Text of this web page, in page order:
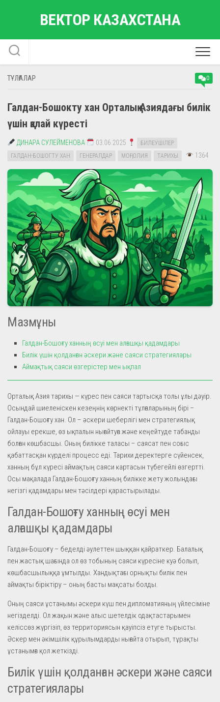
ВЕКТОР КАЗАХСТАНА
ТҰЛҒАЛАР 0
Галдан-Бошокту хан Орталық Азиядағы билік
үшін қалай күресті
ДИНАРА СУЛЕЙМЕНОВА 03.06.2025
БИЛЕУШІЛЕР
ГАЛДАН-БОШОГТУ ХАН
ГЕНЕРАЛДАР МОҢҒОЛИЯ ТАРИХЫ 1364
Мазмұны
Галдан-Бошоғту ханның өсуі мен алғашқы қадамдары
Билік үшін қолданған әскери және саяси стратегиялары
Аймақтық саяси өзгерістер мен ықпал
Орталық Азия тарихы — күрес пен саяси тартысқа толы ұлы дәуір.
Осындай шиеленіскен кезеңнің көрнекті тұлғаларының бірі –
Галдан-Бошоғту хан. Ол – әскери шеберлігі мен стратегиялық
ойлауы ерекше, өз ықпалын нығайтуға және кеңейтуде табанды
болған көшбасшы. Оның билікке таласы – саясат пен соғыс
қабаттасқан күрделі процесс еді. Тарихи деректерге сүйенсек,
ханның бұл күресі аймақтың саяси картасын түбегейлі өзгертті.
Осы мақалада Галдан-Бошоғту ханның билікке жету жолындағы
негізгі қадамдары мен тәсілдері қарастырылады.
Галдан-Бошоғту ханның өсуі мен
алғашқы қадамдары
Галдан-Бошоғту – беделді әулеттен шыққан қайраткер. Балалық
пен жастық шағында ол өз тобының саяси күресіне куә болып,
көшбасшылыққа ұмтылды. Хандықтағы орнықты билік пен
аймақты біріктіру – оның басты мақсаты болды.
Оның саяси ұстанымы әскери күш пен дипломатияның үйлесіміне
негізделді. Ол жақын және алыс шетелдік одақтастарымен
келіссөз жүргізіп, өз территориясын қауіпсіз етуге тырысты.
Әскер мен әкімшілік құрылымдарды нығайта отырып, тұрақты
ұстанымға қол жеткізді.
Билік үшін қолданған әскери және саяси
стратегиялары